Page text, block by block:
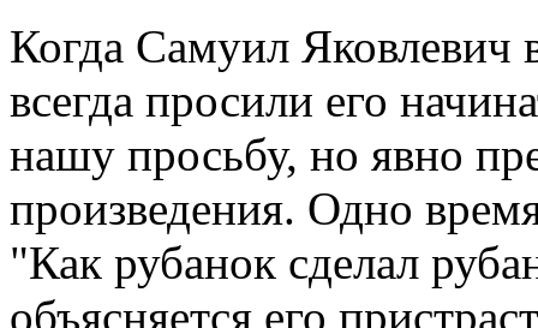
Когда Самуил Яковлевич
всегда просили его
нашу просьбу, но явно
произведения. Одно
"Как рубанок сделал
объясняется его